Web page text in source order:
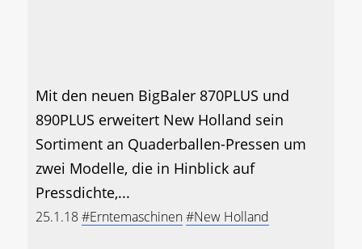
Mit den neuen BigBaler 870PLUS und
890PLUS erweitert New Holland sein
Sortiment an Quaderballen-Pressen um
zwei Modelle, die in Hinblick auf
Pressdichte,...
25.1.18#Erntemaschinen#New Holland